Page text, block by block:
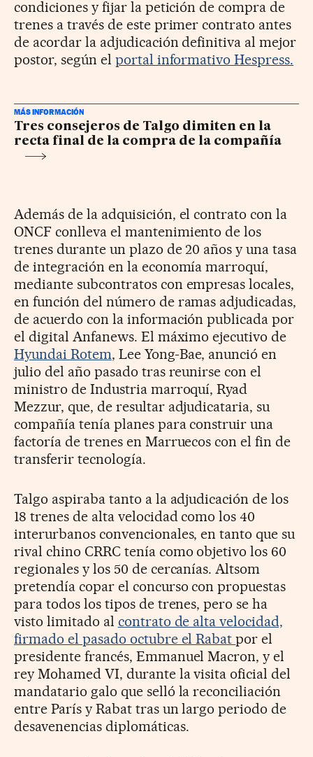
condiciones y fijar la petición de compra de
trenes a través de este primer contrato antes
de acordar la adjudicación definitiva al mejor
postor, según el portal informativo Hespress.
MÁS INFORMACIÓN
Tres consejeros de Talgo dimiten en la
recta final de la compra de la compañía
Además de la adquisición, el contrato con la
ONCF conlleva el mantenimiento de los
trenes durante un plazo de 20 años y una tasa
de integración en la economía marroquí,
mediante subcontratos con empresas locales,
en función del número de ramas adjudicadas,
de acuerdo con la información publicada por
el digital Anfanews. El máximo ejecutivo de
Hyundai Rotem, Lee Yong-Bae, anunció en
julio del año pasado tras reunirse con el
ministro de Industria marroquí, Ryad
Mezzur, que, de resultar adjudicataria, su
compañía tenía planes para construir una
factoría de trenes en Marruecos con el fin de
transferir tecnología.
Talgo aspiraba tanto a la adjudicación de los
18 trenes de alta velocidad como los 40
interurbanos convencionales, en tanto que su
rival chino CRRC tenía como objetivo los 60
regionales y los 50 de cercanías. Altsom
pretendía copar el concurso con propuestas
para todos los tipos de trenes, pero se ha
visto limitado al contrato de alta velocidad,
firmado el pasado octubre el Rabatpor el
presidente francés, Emmanuel Macron, y el
rey Mohamed VI, durante la visita oficial del
mandatario galo que selló la reconciliación
entre París y Rabat tras un largo periodo de
desavenencias diplomáticas.